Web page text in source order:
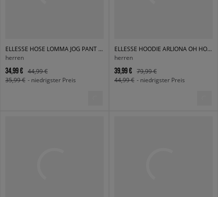
ELLESSE HOSE LOMMA JOG PANT GREEN
herren
34,99 €
44,99 €
35,99 € - niedrigster Preis
ELLESSE HOODIE ARLIONA OH HOODY NAVY
herren
39,99 €
79,99 €
44,99 € - niedrigster Preis